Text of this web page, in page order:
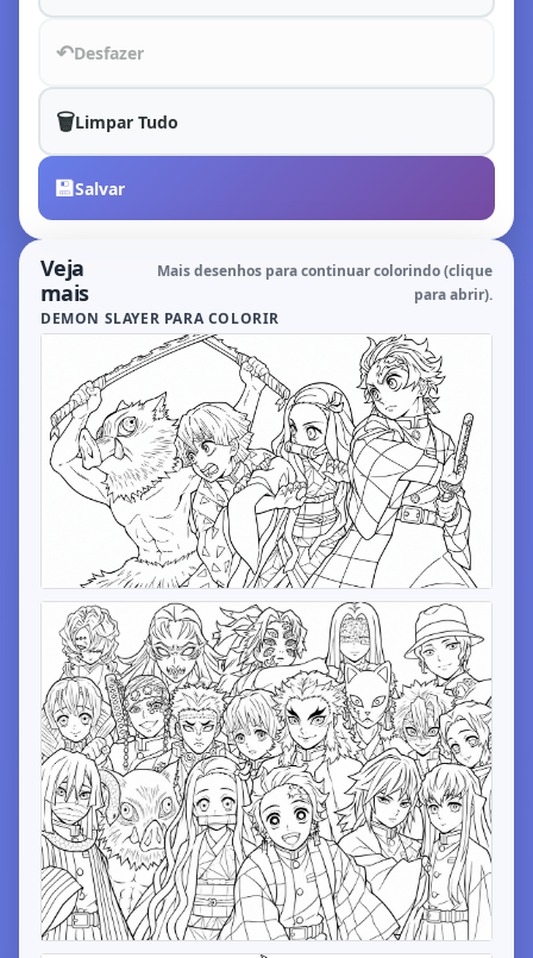
↶Desfazer
🗑️Limpar Tudo
💾Salvar
Veja
mais
Mais desenhos para continuar colorindo (clique
para abrir).
DEMON SLAYER PARA COLORIR